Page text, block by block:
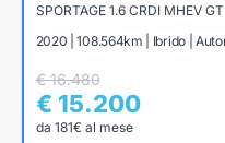
SPORTAGE 1.6 CRDI MHEV
2020 | 108.564km | Ibrido |
€ 16.480
€ 15.200
da 181€ al mese